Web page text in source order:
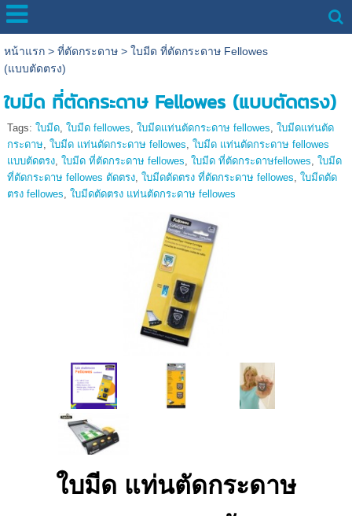
หน้าแรก> ที่ตัดกระดาษ> ใบมีด ที่ตัดกระดาษ Fellowes
(แบบตัดตรง)
ใบมีด ที่ตัดกระดาษ Fellowes (แบบตัดตรง)
Tags: ใบมีด, ใบมีด fellowes, ใบมีดแท่นตัดกระดาษ fellowes, ใบมีดแท่นตัด
กระดาษ, ใบมีด แท่นตัดกระดาษ fellowes, ใบมีด แท่นตัดกระดาษ fellowes
แบบตัดตรง, ใบมีด ที่ตัดกระดาษ fellowes, ใบมีด ที่ตัดกระดาษfellowes, ใบมีด
ที่ตัดกระดาษ fellowes ตัดตรง, ใบมีดตัดตรง ที่ตัดกระดาษ fellowes, ใบมีดตัด
ตรง fellowes, ใบมีดตัดตรง แท่นตัดกระดาษ fellowes
ใบมีด แท่นตัดกระดาษ